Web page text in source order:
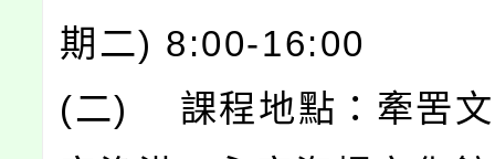
期二) 8:00-16:00
(二) 課程地點：牽罟文